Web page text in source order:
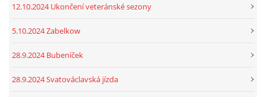
12.10.2024 Ukončení veteránské sezony
5.10.2024 Zabelkow
28.9.2024 Bubeníček
28.9.2024 Svatováclavská jízda